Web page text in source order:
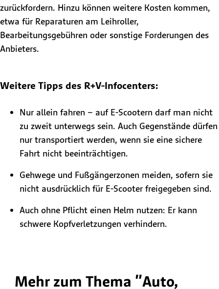
zurückfordern. Hinzu können weitere Kosten kommen,
etwa für Reparaturen am Leihroller,
Bearbeitungsgebühren oder sonstige Forderungen des
Anbieters.
Weitere Tipps des R+V-Infocenters:
Nur allein fahren – auf E-Scootern darf man nicht
zu zweit unterwegs sein. Auch Gegenstände dürfen
nur transportiert werden, wenn sie eine sichere
Fahrt nicht beeinträchtigen.
Gehwege und Fußgängerzonen meiden, sofern sie
nicht ausdrücklich für E-Scooter freigegeben sind.
Auch ohne Pflicht einen Helm nutzen: Er kann
schwere Kopfverletzungen verhindern.
Mehr zum Thema "Auto,